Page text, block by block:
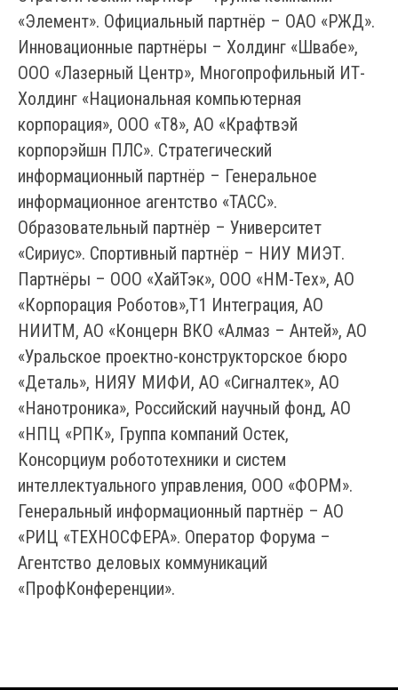
«Элемент». Официальный партнёр – ОАО «РЖД».
Инновационные партнёры – Холдинг «Швабе»,
ООО «Лазерный Центр», Многопрофильный ИТ-
Холдинг «Национальная компьютерная
корпорация», ООО «Т8», АО «Крафтвэй
корпорэйшн ПЛС». Стратегический
информационный партнёр – Генеральное
информационное агентство «ТАСС».
Образовательный партнёр – Университет
«Сириус». Спортивный партнёр – НИУ МИЭТ.
Партнёры – ООО «ХайТэк», ООО «НМ-Тех», АО
«Корпорация Роботов»,Т1 Интеграция, АО
НИИТМ, АО «Концерн ВКО «Алмаз – Антей», АО
«Уральское проектно-конструкторское бюро
«Деталь», НИЯУ МИФИ, АО «Сигналтек», АО
«Нанотроника», Российский научный фонд, АО
«НПЦ «РПК», Группа компаний Остек,
Консорциум робототехники и систем
интеллектуального управления, ООО «ФОРМ».
Генеральный информационный партнёр – АО
«РИЦ «ТЕХНОСФЕРА». Оператор Форума –
Агентство деловых коммуникаций
«ПрофКонференции».